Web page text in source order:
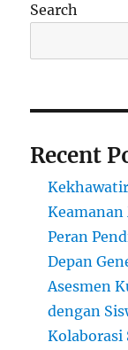
Search
Recent
Keamanan
Peran
Depan
Asesmen
dengan
Kolaborasi